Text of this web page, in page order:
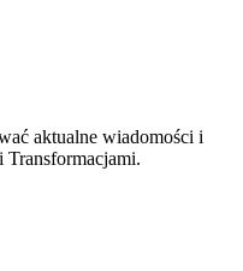
aktualne wiadomości i